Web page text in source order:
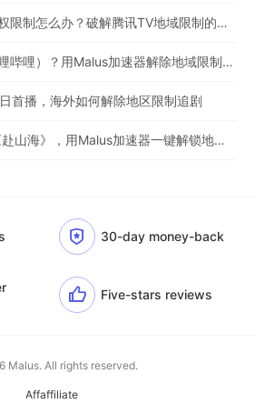
<腾讯视频海外地区版权限制怎么办？破解腾讯TV地域限制的办法>
海外如何解锁B站（哔哩哔哩）？用Malus加速器解除地域限制，一键流畅追番
首播，海外如何解除地区限制追剧
在国外怎么看电视剧《赴山海》，用Malus加速器一键解锁地区限制
30-day money-back
Five-stars reviews
Malus. All rights reserved.
Affaffiliate